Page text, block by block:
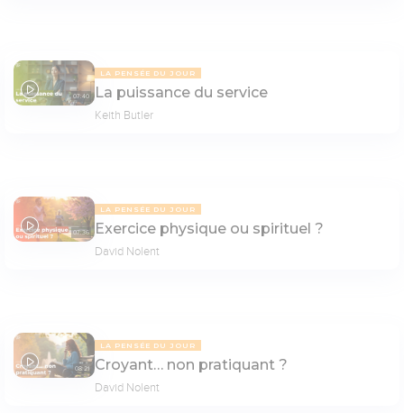
07:40
LA PENSÉE DU JOUR
La puissance du service
Keith Butler
07:36
LA PENSÉE DU JOUR
Exercice physique ou spirituel ?
David Nolent
08:21
LA PENSÉE DU JOUR
Croyant… non pratiquant ?
David Nolent